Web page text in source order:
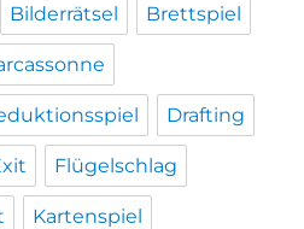
Bilderrätsel Brettspiel
Drafting
Flügelschlag
Kartenspiel